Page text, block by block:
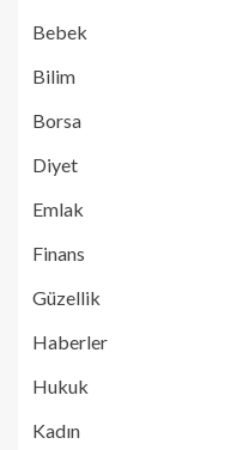
Bebek
Bilim
Borsa
Diyet
Emlak
Finans
Güzellik
Haberler
Hukuk
Kadın